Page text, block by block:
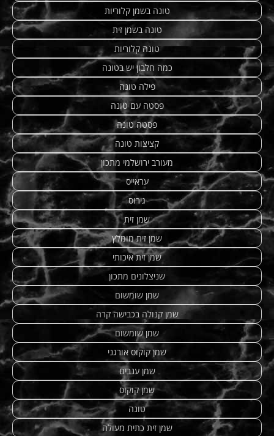
טונה בשמן קלוריות
טונה בשמן זית
טונה קלוריות
כמה חלבון יש בטונה
פילה טונה
פסטה עם טונה
פסטה טונה
קציצות טונה
מעורב ירושלמי מתכון
עראייס
גירוס
שמן זית
שמן זית מומלץ
שמן זית איכותי
שניצלונים מתכון
שמן שומשום
שמן קנולה בכבישה קרה
שמן שומשום
שמן קוקוס אורגני
שמן ענבים
שמן קוקוס
טונה
שמן זית כתית מעולה